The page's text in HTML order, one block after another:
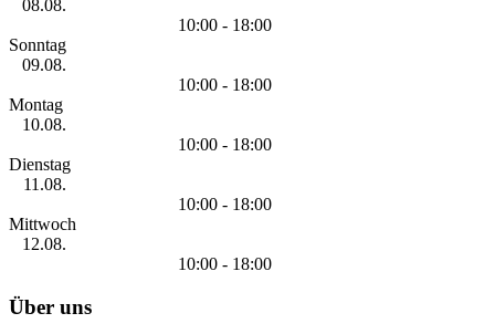
08.08.
10:00 - 18:00
Sonntag
09.08.
10:00 - 18:00
Montag
10.08.
10:00 - 18:00
Dienstag
11.08.
10:00 - 18:00
Mittwoch
12.08.
10:00 - 18:00
Über uns